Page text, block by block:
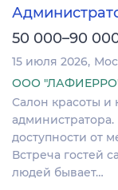
50 000–90
15 июля 2026
ООО
Салон красоты и
доступности от
Встреча гостей
людей бывает…